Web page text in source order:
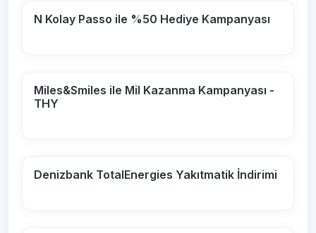
N Kolay Passo ile %50 Hediye Kampanyası
Miles&Smiles ile Mil Kazanma Kampanyası -
THY
Denizbank TotalEnergies Yakıtmatik İndirimi